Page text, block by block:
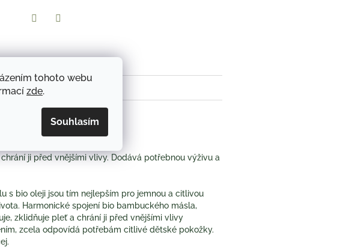
tohoto webu
zde.
Souhlasím
Diskuze
- bioKarité
ji před vnějšími vlivy. Dodává potřebnou výživu a
s bio oleji jsou tím nejlepším pro jemnou a citlivou
Harmonické spojení bio bambuckého másla,
zklidňuje pleť a chrání ji před vnějšími vlivy
zcela odpovídá potřebám citlivé dětské pokožky.